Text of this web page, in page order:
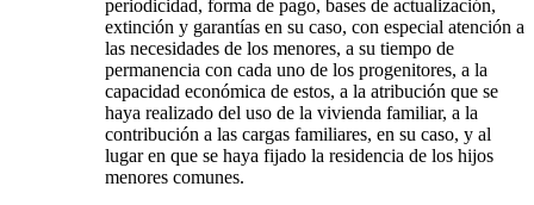
periodicidad, forma de pago, bases de actualización,
extinción y garantías en su caso, con especial atención a
las necesidades de los menores, a su tiempo de
permanencia con cada uno de los progenitores, a la
capacidad económica de estos, a la atribución que se
haya realizado del uso de la vivienda familiar, a la
contribución a las cargas familiares, en su caso, y al
lugar en que se haya fijado la residencia de los hijos
menores comunes.